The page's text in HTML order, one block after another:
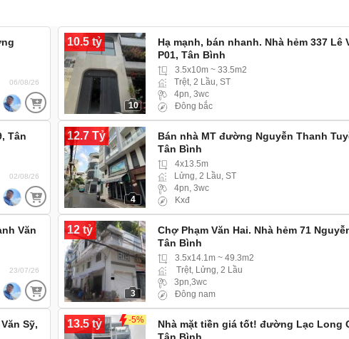
06/08/26
10.5 tỷ
10
Hạ mạnh, bán nhanh. Nhà hẻm 337 Lê
P01, Tân Bình
3.5x10m ~ 33.5m2
Trệt, 2 Lầu, ST
4pn, 3wc
Đông bắc
Tân
02/08/26
12.7 Tỷ
4
Bán nhà MT đường Nguyễn Thanh
Tân Bình
4x13.5m
Lửng, 2 Lầu, ST
4pn, 3wc
Kxđ
Văn
23/07/26
12 tỷ
3
Chợ Phạm Văn Hai. Nhà hẻm 71
Tân Bình
3.5x14.1m ~ 49.3m2
Trệt, Lửng, 2 Lầu
3pn,3wc
Đông nam
Sỹ,
13.5 tỷ -5%
Nhà mặt tiền giá tốt! đường Lạc Long
Tân Bình